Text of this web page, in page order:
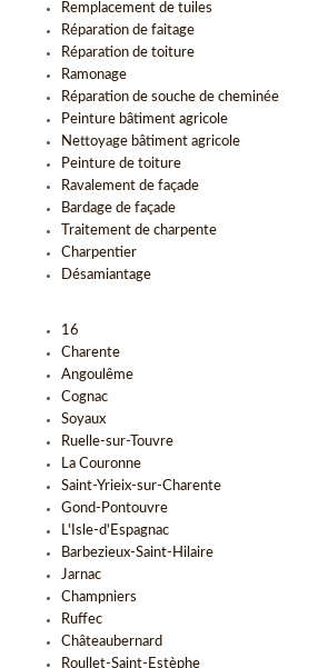
Remplacement de tuiles
Réparation de faitage
Réparation de toiture
Ramonage
Réparation de souche de cheminée
Peinture bâtiment agricole
Nettoyage bâtiment agricole
Peinture de toiture
Ravalement de façade
Bardage de façade
Traitement de charpente
Charpentier
Désamiantage
16
Charente
Angoulême
Cognac
Soyaux
Ruelle-sur-Touvre
La Couronne
Saint-Yrieix-sur-Charente
Gond-Pontouvre
L'Isle-d'Espagnac
Barbezieux-Saint-Hilaire
Jarnac
Champniers
Ruffec
Châteaubernard
Roullet-Saint-Estèphe